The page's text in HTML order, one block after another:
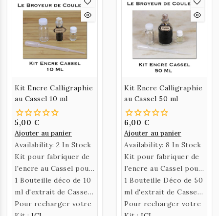
Kit Encre Calligraphie
au Cassel 10 ml
5,00 €
Ajouter au panier
Availability: 2 In Stock
Kit pour fabriquer de
l'encre au Cassel pour
la Calligraphie
1 Bouteille déco de 10
ml d'extrait de Cassel
et son étiquette + un
Pour recharger votre
Kit Encre Calligraphie
au Cassel 50 ml
6,00 €
Ajouter au panier
Availability: 8 In Stock
Kit pour fabriquer de
l'encre au Cassel pour
la Calligraphie
1 Bouteille Déco de 50
ml d'extrait de Cassel
et son étiquette + un
Pour recharger votre